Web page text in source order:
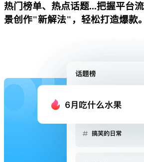
热门榜单、热点话题...把握平台
景创作"新解法"，轻松打造爆款。